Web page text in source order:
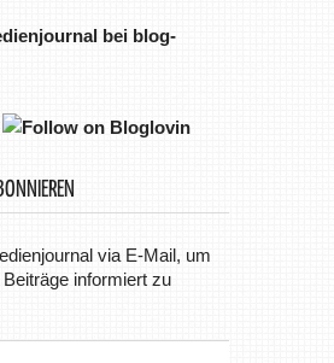
via E-Mail, um
informiert zu